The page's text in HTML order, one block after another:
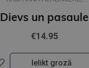
Dievs un pasaule
€14.95
Ielikt grozā